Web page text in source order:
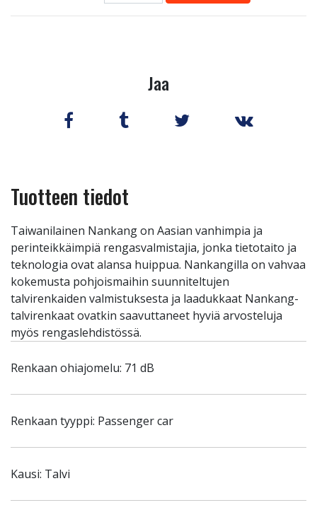
Jaa
Tuotteen tiedot
Taiwanilainen Nankang on Aasian vanhimpia ja
perinteikkäimpiä rengasvalmistajia, jonka tietotaito ja
teknologia ovat alansa huippua. Nankangilla on vahvaa
kokemusta pohjoismaihin suunniteltujen
talvirenkaiden valmistuksesta ja laadukkaat Nankang-
talvirenkaat ovatkin saavuttaneet hyviä arvosteluja
myös rengaslehdistössä.
Renkaan ohiajomelu: 71 dB
Renkaan tyyppi: Passenger car
Kausi: Talvi